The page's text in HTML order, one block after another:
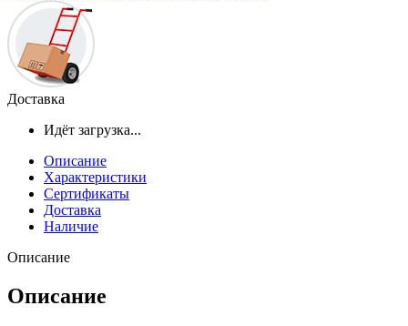
Доставка
Идёт загрузка...
Описание
Характеристики
Сертификаты
Доставка
Наличие
Описание
Описание